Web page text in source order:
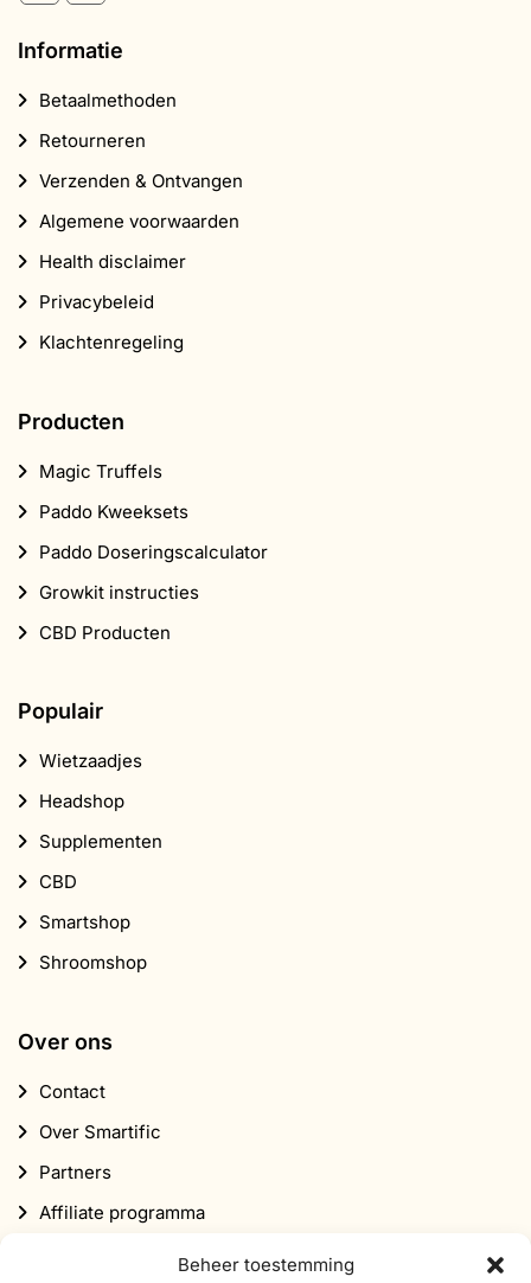
Beheer toestemming
Informatie
Betaalmethoden
Retourneren
Verzenden & Ontvangen
Algemene voorwaarden
Health disclaimer
Privacybeleid
Klachtenregeling
Producten
Magic Truffels
Paddo Kweeksets
Paddo Doseringscalculator
Growkit instructies
CBD Producten
Populair
Wietzaadjes
Headshop
Supplementen
CBD
Smartshop
Shroomshop
Over ons
Contact
Over Smartific
Partners
Affiliate programma